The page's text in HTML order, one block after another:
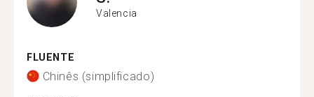
Valencia
FLUENTE
Chinês (simplificado)